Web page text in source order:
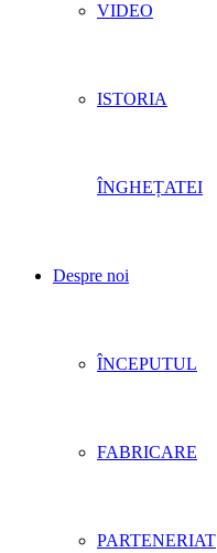
VIDEO
ISTORIA
ÎNGHEȚATEI
Despre noi
ÎNCEPUTUL
FABRICARE
PARTENERIAT